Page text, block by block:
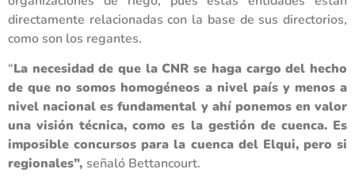
directamente relacionadas con la base de sus directorios,
como son los regantes.
“La necesidad de que la CNR se haga cargo del hecho
de que no somos homogéneos a nivel país y menos a
nivel nacional es fundamental y ahí ponemos en valor
una visión técnica, como es la gestión de cuenca. Es
imposible concursos para la cuenca del Elqui, pero si
regionales”, señaló Bettancourt.